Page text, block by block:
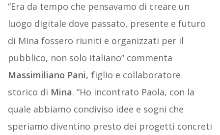
“Era da tempo che pensavamo di creare un
luogo digitale dove passato, presente e futuro
di Mina fossero riuniti e organizzati per il
pubblico, non solo italiano” commenta
Massimiliano Pani, figlio e collaboratore
storico di Mina. “Ho incontrato Paola, con la
quale abbiamo condiviso idee e sogni che
speriamo diventino presto dei progetti concreti